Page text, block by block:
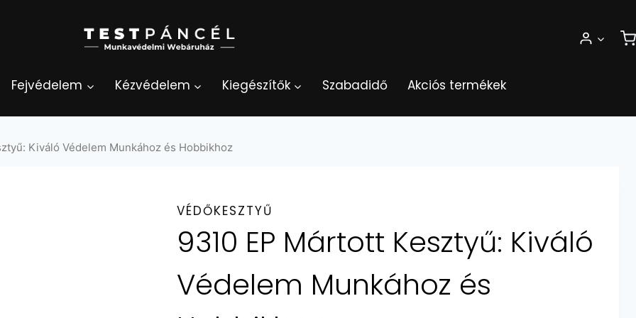
Fejvédelem Kézvédelem Kiegészítők Szabadidő Akciós termékek
Kiváló Védelem Munkához és Hobbikhoz
VÉDŐKESZTYŰ
9310 EP Mártott Kesztyű: Kiváló
Védelem Munkához és